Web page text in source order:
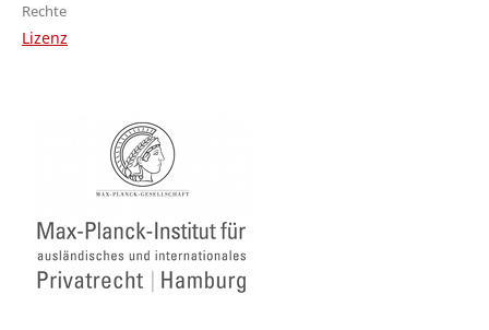
Rechte
Lizenz